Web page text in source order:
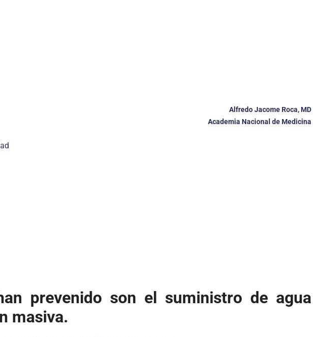
Alfredo Jacome Roca, MD
Academia Nacional de Medicina
prevenido son el suministro de agua
masiva.